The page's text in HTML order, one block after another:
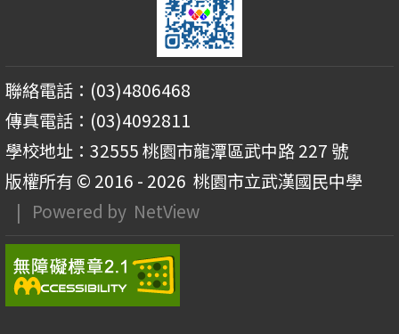
聯絡電話：(03)4806468
傳真電話：(03)4092811
學校地址：32555 桃園市龍潭區武中路 227 號
版權所有 © 2016 - 2026 桃園市立武漢國民中學
| Powered by NetView